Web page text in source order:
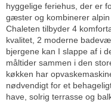
hyggelige feriehus, der er
gæster og kombinerer
Chaleten tilbyder 4
kvalitet, 2 moderne
bjergene kan I slappe af i
måltider sammen i den
køkken har
nødvendigt for et
have, solrig terrasse og